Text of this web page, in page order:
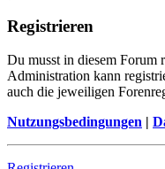
Registrieren
Du musst in diesem Forum
Administration kann
auch die jeweiligen
Nutzungsbedingungen |